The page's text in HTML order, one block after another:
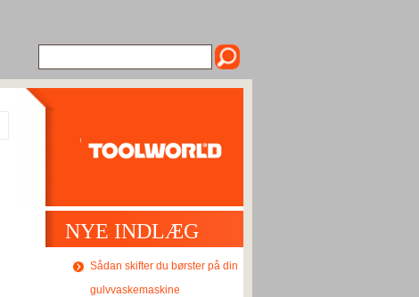
NYE INDLÆG
Sådan skifter du børster på din
gulvvaskemaskine